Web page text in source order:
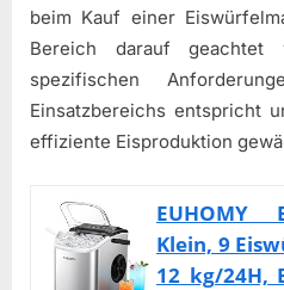
beim Kauf einer
Bereich darauf
spezifischen
Einsatzbereichs entspricht
effiziente Eisproduktion
EUHOMY
Klein, 9
12 kg/24H,